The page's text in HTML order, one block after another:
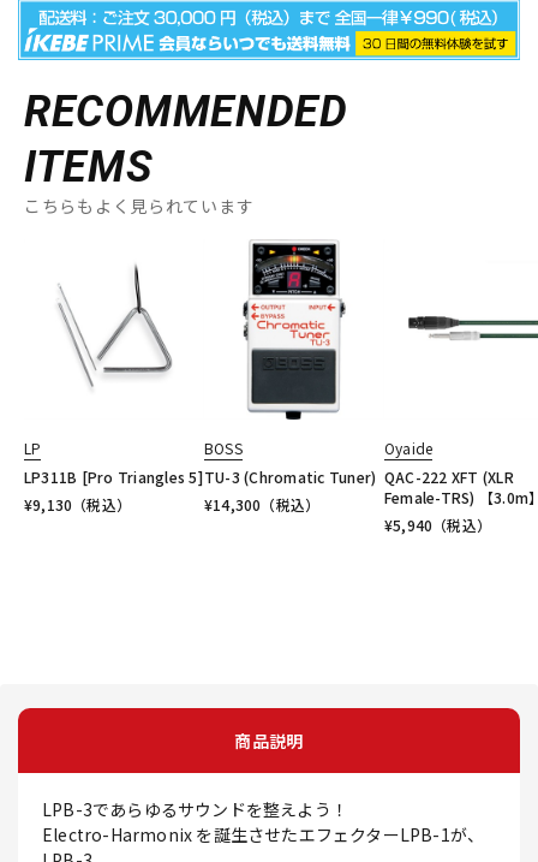
RECOMMENDED
ITEMS
こちらもよく見られています
LP
LP311B [Pro Triangles 5]
¥9,130 （税込）
BOSS
TU-3 (Chromatic Tuner)
¥14,300 （税込）
Oyaide
QAC-222 XFT (XLR
Female-TRS) 【3.0m
¥5,940 （税込）
商品説明
LPB-3であらゆるサウンドを整えよう！
Electro-Harmonix を誕生させたエフェクターLPB-1が、